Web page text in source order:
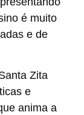
é muito
e de
Zita
e
anima a